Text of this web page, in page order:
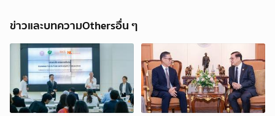
ข่าวและบทความOthersอื่น ๆ